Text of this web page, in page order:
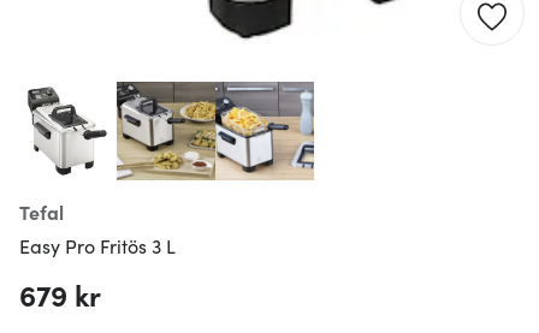
Tefal
Easy Pro Fritös 3 L
679 kr